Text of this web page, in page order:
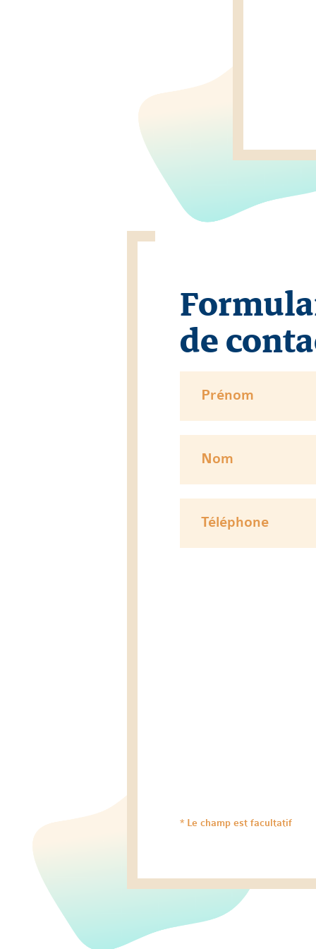
de
Prénom
Nom
Téléphone
* Le champ est facultatif